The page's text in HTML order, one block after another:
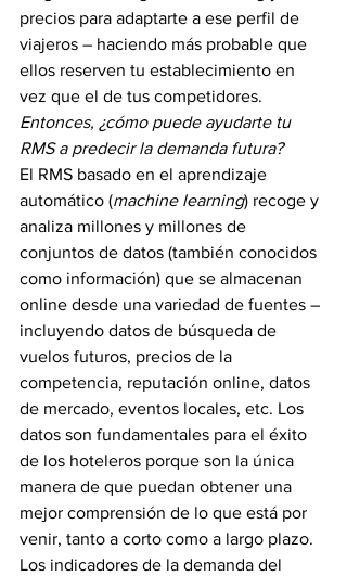
precios para adaptarte a ese perfil de
viajeros – haciendo más probable que
ellos reserven tu establecimiento en
vez que el de tus competidores.
Entonces, ¿cómo puede ayudarte tu
RMS a predecir la demanda futura?
El RMS basado en el aprendizaje
automático (machine learning) recoge y
analiza millones y millones de
conjuntos de datos (también conocidos
como información) que se almacenan
online desde una variedad de fuentes –
incluyendo datos de búsqueda de
vuelos futuros, precios de la
competencia, reputación online, datos
de mercado, eventos locales, etc. Los
datos son fundamentales para el éxito
de los hoteleros porque son la única
manera de que puedan obtener una
mejor comprensión de lo que está por
venir, tanto a corto como a largo plazo.
Los indicadores de la demanda del